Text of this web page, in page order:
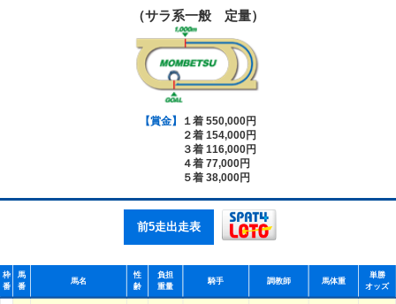
（サラ系一般 定量）
【賞金】
１着 550,000円
２着 154,000円
３着 116,000円
４着 77,000円
５着 38,000円
前5走出走表
枠
番
馬
番
馬名
性
齢
負担
重量
騎手 調教師 馬体重
単勝
オッズ